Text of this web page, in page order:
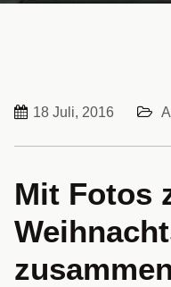
18 Juli, 2016
Mit Fotos